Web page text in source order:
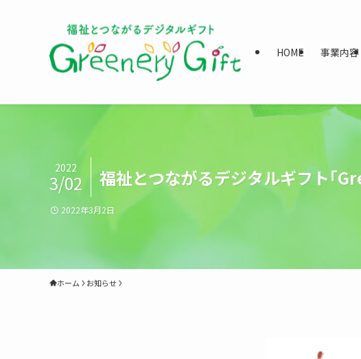
HOME 事業内容
福祉とつながるデジタルギフト｢
2022
3/02
2022年3月2日
ホーム お知らせ